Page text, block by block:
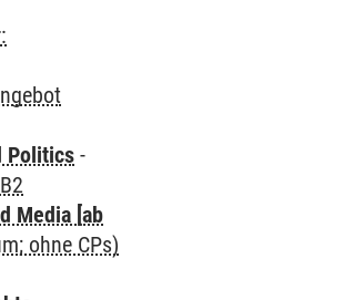
Politics -
Media [ab
ohne CPs)